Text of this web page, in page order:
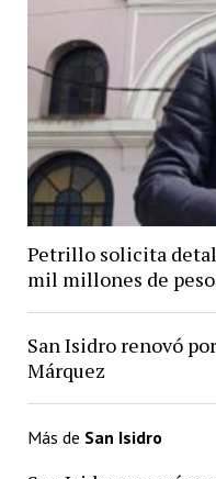
Petrillo solicita
mil millones de
San Isidro renovó
Márquez
Más de San Isidro